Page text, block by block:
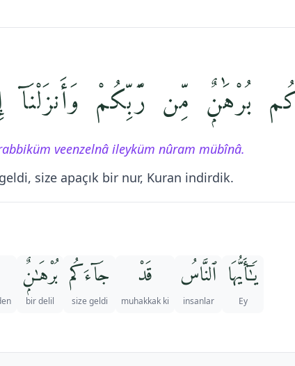
بُرْهَٰنٌۭ مِّن رَّبِّكُمْ وَأَنزَلْنَآ
veenzelnâ ileyküm nûram mübînâ.
size apaçık bir nur, Kuran indirdik.
يَـٰٓأَيُّهَا
Ey
ٱلنَّاسُ
insanlar
قَدْ
muhakkak ki
جَآءَكُم
size geldi
بُرْهَـٰنٌۭ
bir delil